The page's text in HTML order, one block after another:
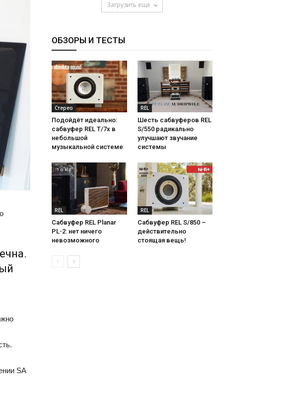
SA
Загрузить ещё
ОБЗОРЫ И ТЕСТЫ
Стерео
Подойдёт идеально:
сабвуфер REL T/7x в
небольшой
музыкальной системе
REL
Шесть сабвуферов REL
S/550 радикально
улучшают звучание
системы
REL
Сабвуфер REL Planar
PL-2: нет ничего
невозможного
REL
Сабвуфер REL S/850 –
действительно
стоящая вещь!